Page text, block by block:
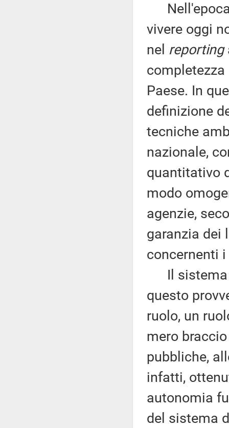
Nell'epoca
vivere oggi
nel reporting
Paese. In
definizione
tecniche
nazionale,
quantitativo
modo
agenzie,
garanzia dei
concernenti
Il sistema
questo
ruolo, un
mero
pubbliche,
infatti,
autonomia
del sistema